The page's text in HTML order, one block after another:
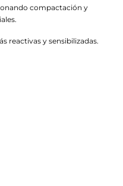
compactación y
reactivas y sensibilizadas.